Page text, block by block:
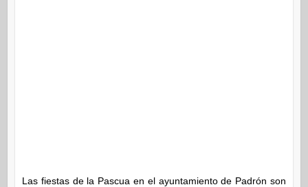
Las fiestas de la Pascua en el ayuntamiento de Padrón son